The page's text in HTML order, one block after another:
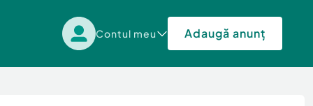
Contul meu Adaugă anunț